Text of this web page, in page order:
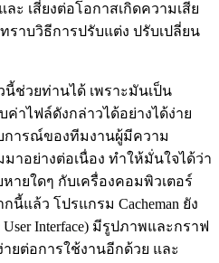
ะ เสี่ยงต่อโอกาสเกิดความเสีย
าบวิธีการปรับแต่ง ปรับเปลี่ยน
นี้ช่วยท่านได้ เพราะมันเป็น
าไฟล์ดังกล่าวได้อย่างได้ง่าย
การณ์ของทีมงานผู้มีความ
อย่างต่อเนื่อง ทำให้มั่นใจได้ว่า
ายใดๆ กับเครื่องคอมพิวเตอร์
แล้ว โปรแกรม Cacheman ยัง
Interface) มีรูปภาพและกราฟ
ยต่อการใช้งานอีกด้วย และ